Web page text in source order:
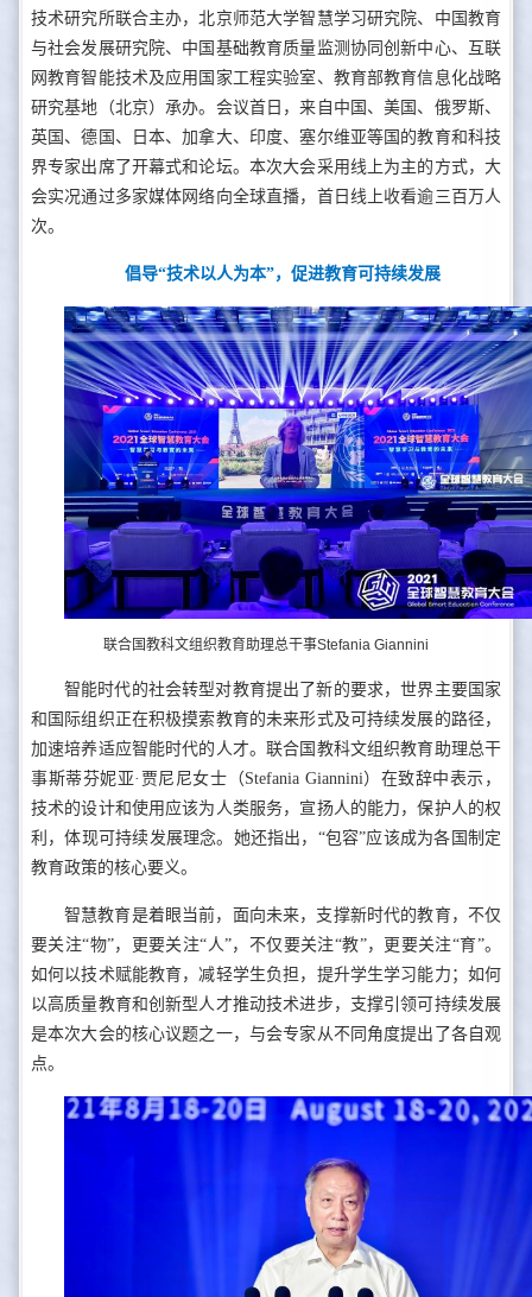
技术研究所联合主办，北京师范大学智慧学习研究院、中国教育
与社会发展研究院、中国基础教育质量监测协同创新中心、互联
网教育智能技术及应用国家工程实验室、教育部教育信息化战略
研究基地（北京）承办。会议首日，来自中国、美国、俄罗斯、
英国、德国、日本、加拿大、印度、塞尔维亚等国的教育和科技
界专家出席了开幕式和论坛。本次大会采用线上为主的方式，大
会实况通过多家媒体网络向全球直播，首日线上收看逾三百万人
次。
倡导“技术以人为本”，促进教育可持续发展
联合国教科文组织教育助理总干事Stefania Giannini
智能时代的社会转型对教育提出了新的要求，世界主要国家
和国际组织正在积极摸索教育的未来形式及可持续发展的路径，
加速培养适应智能时代的人才。联合国教科文组织教育助理总干
事斯蒂芬妮亚·贾尼尼女士（Stefania Giannini）在致辞中表示，
技术的设计和使用应该为人类服务，宣扬人的能力，保护人的权
利，体现可持续发展理念。她还指出，“包容”应该成为各国制定
教育政策的核心要义。
智慧教育是着眼当前，面向未来，支撑新时代的教育，不仅
要关注“物”，更要关注“人”，不仅要关注“教”，更要关注“育”。
如何以技术赋能教育，减轻学生负担，提升学生学习能力；如何
以高质量教育和创新型人才推动技术进步，支撑引领可持续发展
是本次大会的核心议题之一，与会专家从不同角度提出了各自观
点。